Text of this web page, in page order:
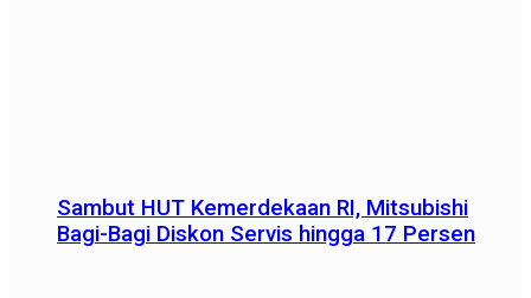
Sambut HUT Kemerdekaan RI, Mitsubishi
Bagi-Bagi Diskon Servis hingga 17 Persen